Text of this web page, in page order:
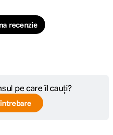
recenzie
pe care îl cauți?